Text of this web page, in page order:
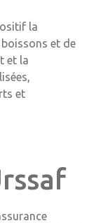
la
et de
et la
et